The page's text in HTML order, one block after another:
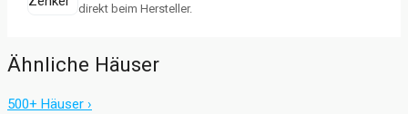
direkt beim Hersteller.
Ähnliche Häuser
500+ Häuser ›